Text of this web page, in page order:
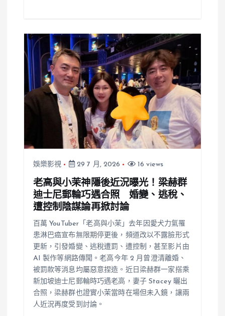
娛樂影視 29 7 月, 2026 16 views
老高與小茉神隱後近況曝光！梁赫群
迪士尼郵輪巧遇合照 婚變、逃稅、
遭控制陰謀論再掀討論
百萬 YouTuber「老高與小茉」去年因愛犬力氣罹
患淋巴癌宣布無限期停更後，頻道改以不露臉形式
更新，引發婚變、逃稅遭罰、遭控制，甚至影片由
AI 製作等網路傳聞。老高今年 2 月曾澄清離婚、
被罰款等消息均屬惡意捏造。近日梁赫群一家搭乘
新加坡迪士尼郵輪時巧遇老高，妻子 Stacey 曬出
合照，梁赫群也證實小茉當時在場但未入鏡，讓兩
人近況再度受到討論。